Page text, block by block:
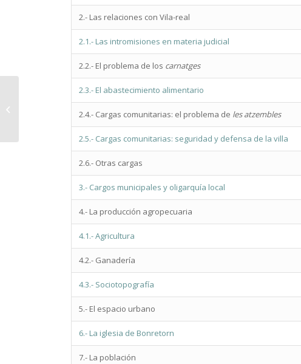
2.- Las relaciones con Vila-real
2.1.- Las intromisiones en materia judicial
2.2.- El problema de los carnatges
2.3.- El abastecimiento alimentario
2.4.- Cargas comunitarias: el problema de les atzembles
2.5.- Cargas comunitarias: seguridad y defensa de la villa
2.6.- Otras cargas
3.- Cargos municipales y oligarquía local
4.- La producción agropecuaria
4.1.- Agricultura
4.2.- Ganadería
4.3.- Sociotopografía
5.- El espacio urbano
6.- La iglesia de Bonretorn
7.- La población
Col·lecció fotogràfica
d’Eloísa Molés García